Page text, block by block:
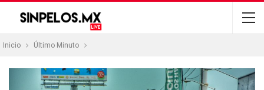
Inicio Último Minuto